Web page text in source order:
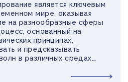
является ключевым
мире, оказывая
на разнообразные сферы
основанный на
принципах,
и предсказывать
в различных средах.